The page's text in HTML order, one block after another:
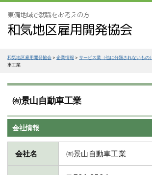
東備地域で就職をお考えの方
和気地区雇用開発協会
和気地区雇用開発協会 > 企業情報 > サービス業（他に分類されないもの）
車工業
㈲景山自動車工業
会社情報
会社名 ㈲景山自動車工業